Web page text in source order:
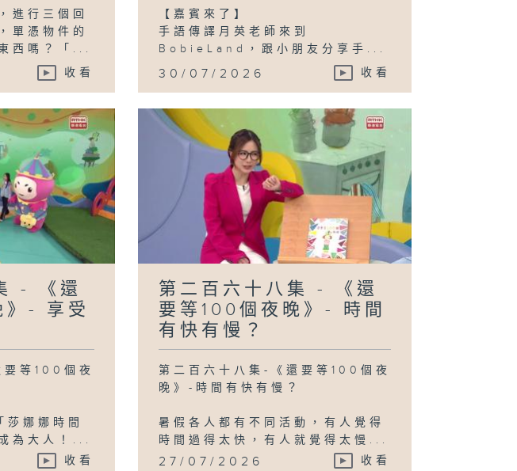
進行三個回
單憑物件的
西嗎？「...
收看
【嘉賓來了】
手語傳譯月英老師來到
BobieLand，跟小朋友分享手...
30/07/2026 收看
- 《還
》- 享受
要等100個夜
娜娜時間
為大人！...
收看
第二百六十八集 - 《還
要等100個夜晚》- 時間
有快有慢？
第二百六十八集-《還要等100個夜
晚》-時間有快有慢？
暑假各人都有不同活動，有人覺得
時間過得太快，有人就覺得太慢...
27/07/2026 收看